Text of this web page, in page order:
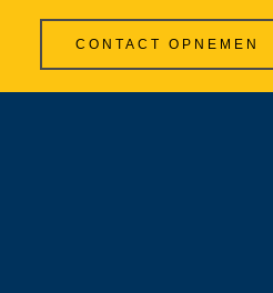
CONTACT OPNEMEN